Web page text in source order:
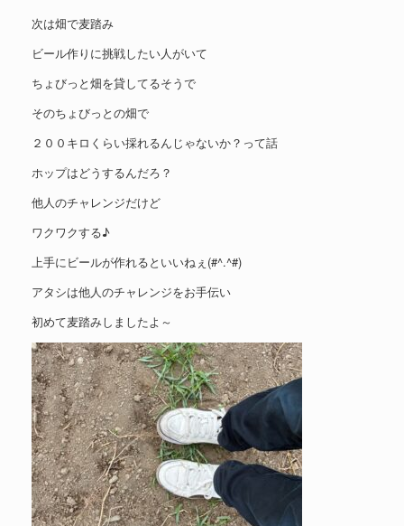
次は畑で麦踏み
ビール作りに挑戦したい人がいて
ちょびっと畑を貸してるそうで
そのちょびっとの畑で
２００キロくらい採れるんじゃないか？って話
ホップはどうするんだろ？
他人のチャレンジだけど
ワクワクする♪
上手にビールが作れるといいねぇ(#^.^#)
アタシは他人のチャレンジをお手伝い
初めて麦踏みしましたよ～